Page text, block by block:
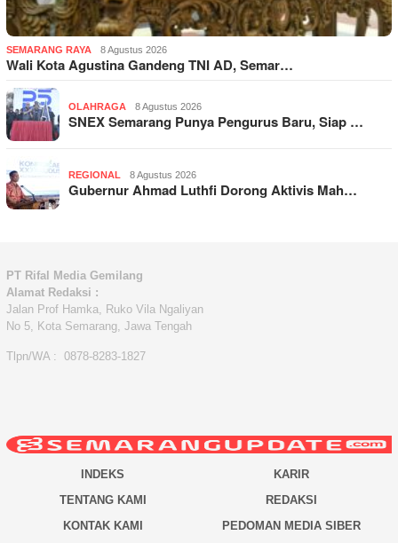
SEMARANG RAYA 8 Agustus 2026
Wali Kota Agustina Gandeng TNI AD, Semar…
OLAHRAGA 8 Agustus 2026
SNEX Semarang Punya Pengurus Baru, Siap …
REGIONAL 8 Agustus 2026
Gubernur Ahmad Luthfi Dorong Aktivis Mah…
PT Rifal Media Gemilang
Alamat Redaksi :
Jalan Prof Hamka, Ruko Vila Ngaliyan
No 5, Kota Semarang, Jawa Tengah
Tlpn/WA : 0878-8283-1827
INDEKS
KARIR
TENTANG KAMI
REDAKSI
KONTAK KAMI
PEDOMAN MEDIA SIBER